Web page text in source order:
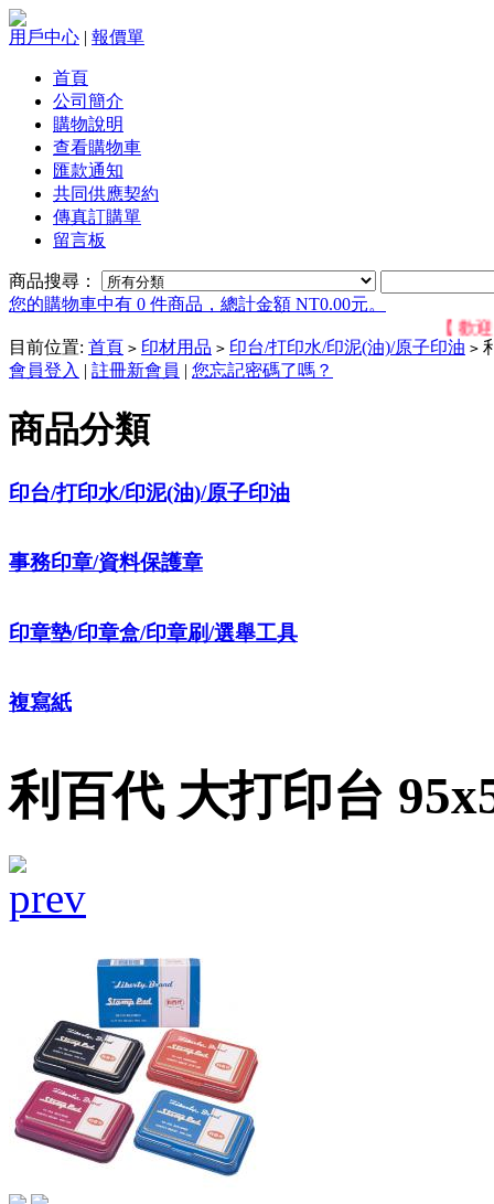
用戶中心 | 報價單
首頁
公司簡介
購物說明
查看購物車
匯款通知
共同供應契約
傳真訂購單
留言板
商品搜尋：
您的購物車中有 0 件商品，總計金額 NT0.00元。
【 歡迎位
目前位置: 首頁 > 印材用品 > 印台/打印水/印泥(油)/原子印油 >
會員登入 | 註冊新會員 | 您忘記密碼了嗎？
商品分類
印台/打印水/印泥(油)/原子印油
事務印章/資料保護章
印章墊/印章盒/印章刷/選舉工具
複寫紙
利百代 大打印台